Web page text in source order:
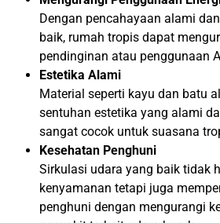
Dengan pencahayaan alami
baik, rumah tropis dapat
pendinginan atau penggunaan
Estetika Alami
Material seperti kayu dan batu
sentuhan estetika yang alami
sangat cocok untuk suasana
Kesehatan Penghuni
Sirkulasi udara yang baik tidak
kenyamanan tetapi juga
penghuni dengan mengurangi